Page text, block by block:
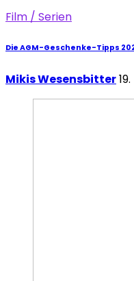
Film / Serien
Die AGM-Geschenke-Tipps
Mikis Wesensbitter